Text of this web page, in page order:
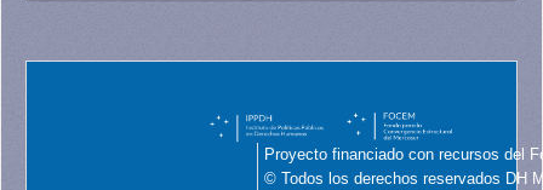
Proyecto financiado con recursos del
© Todos los derechos reservados DH